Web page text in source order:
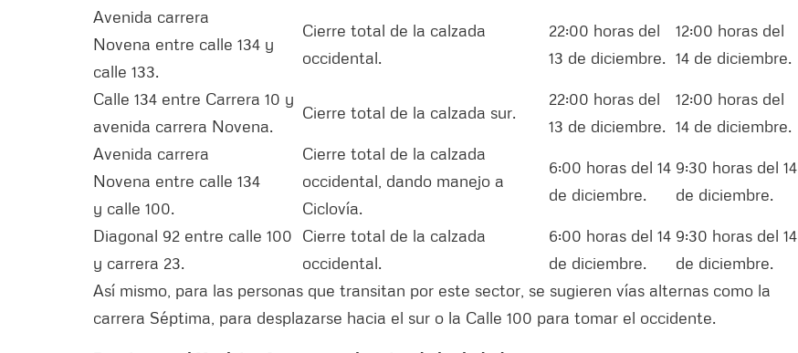
Avenida carrera
Novena entre calle 134 y
calle 133.
Cierre total de la calzada
occidental.
22:00 horas del
13 de diciembre.
12:00 horas del
14 de diciembre.
Calle 134 entre Carrera 10 y
avenida carrera Novena.
Cierre total de la calzada sur.
22:00 horas del
13 de diciembre.
12:00 horas del
14 de diciembre.
Avenida carrera
Novena entre calle 134
y calle 100.
Cierre total de la calzada
occidental, dando manejo a
Ciclovía.
6:00 horas del 14
de diciembre.
9:30 horas del 14
de diciembre.
Diagonal 92 entre calle 100
y carrera 23.
Cierre total de la calzada
occidental.
6:00 horas del 14
de diciembre.
9:30 horas del 14
de diciembre.
Así mismo, para las personas que transitan por este sector, se sugieren vías alternas como la
carrera Séptima, para desplazarse hacia el sur o la Calle 100 para tomar el occidente.